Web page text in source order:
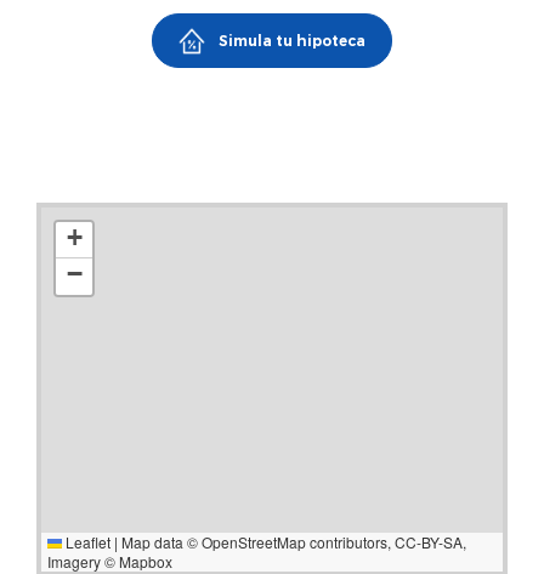
Simula tu hipoteca
+
−
Leaflet | Map data ©OpenStreetMapcontributors, CC-BY-SA,
Imagery © Mapbox